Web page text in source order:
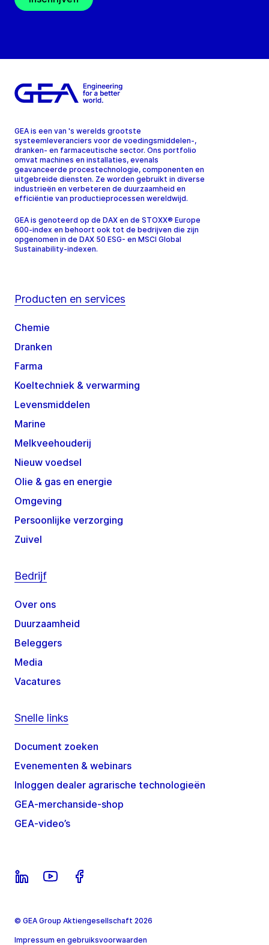
GEA is een van 's werelds grootste
systeemleveranciers voor de voedingsmiddelen-,
dranken- en farmaceutische sector. Ons portfolio
omvat machines en installaties, evenals
geavanceerde procestechnologie, componenten en
uitgebreide diensten. Ze worden gebruikt in diverse
industrieën en verbeteren de duurzaamheid en
efficiëntie van productieprocessen wereldwijd.
GEA is genoteerd op de DAX en de STOXX® Europe
600-index en behoort ook tot de bedrijven die zijn
opgenomen in de DAX 50 ESG- en MSCI Global
Sustainability-indexen.
Producten en services
Chemie
Dranken
Farma
Koeltechniek & verwarming
Levensmiddelen
Marine
Melkveehouderij
Nieuw voedsel
Olie & gas en energie
Omgeving
Persoonlijke verzorging
Zuivel
Bedrijf
Over ons
Duurzaamheid
Beleggers
Media
Vacatures
Snelle links
Document zoeken
Evenementen & webinars
Inloggen dealer agrarische technologieën
GEA-merchanside-shop
GEA-video’s
© GEA Group Aktiengesellschaft 2026
Impressum en gebruiksvoorwaarden